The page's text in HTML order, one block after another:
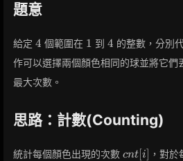
題意
給定 4
4 個範圍在 1
1 到 4
4 的整數，分別
作可以選擇兩個顏色相同的球並將它們
最大次數。
思路：計數(Counting)
統計每個顏色出現的次數 cnt[i]
cnt i
，對